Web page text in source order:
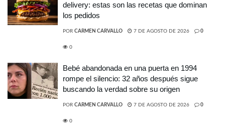
delivery: estas son las recetas que dominan
los pedidos
POR CARMEN CARVALLO 7 DE AGOSTO DE 2026 0
0
Bebé abandonada en una puerta en 1994
rompe el silencio: 32 años después sigue
buscando la verdad sobre su origen
POR CARMEN CARVALLO 7 DE AGOSTO DE 2026 0
0